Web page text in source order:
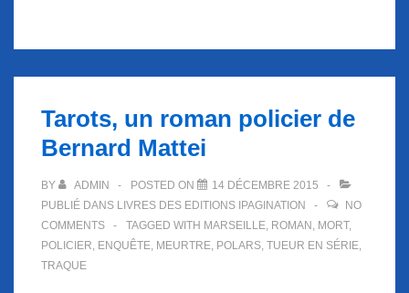
Tarots, un roman policier de
Bernard Mattei
BY ADMIN POSTED ON
14 DÉCEMBRE 2015
PUBLIÉ DANS LIVRES DES EDITIONS IPAGINATION
NO
COMMENTS
TAGGED WITH MARSEILLE, ROMAN , MORT,
POLICIER, ENQUÊTE, MEURTRE, POLARS, TUEUR EN SÉRIE,
TRAQUE